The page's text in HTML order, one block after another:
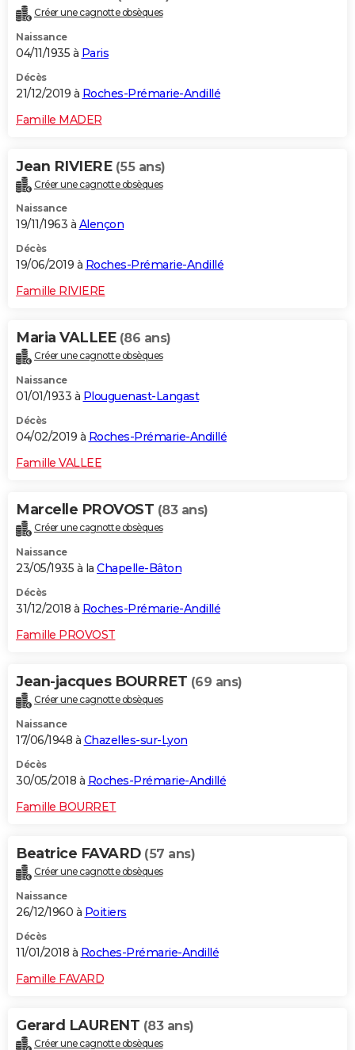
Créer une cagnotte obsèques
Naissance
04/11/1935 à Paris
Décès
21/12/2019 à Roches-Prémarie-Andillé
Famille MADER
Jean RIVIERE (55 ans)
Créer une cagnotte obsèques
Naissance
19/11/1963 à Alençon
Décès
19/06/2019 à Roches-Prémarie-Andillé
Famille RIVIERE
Maria VALLEE (86 ans)
Créer une cagnotte obsèques
Naissance
01/01/1933 à Plouguenast-Langast
Décès
04/02/2019 à Roches-Prémarie-Andillé
Famille VALLEE
Marcelle PROVOST (83 ans)
Créer une cagnotte obsèques
Naissance
23/05/1935 à la Chapelle-Bâton
Décès
31/12/2018 à Roches-Prémarie-Andillé
Famille PROVOST
Jean-jacques BOURRET (69 ans)
Créer une cagnotte obsèques
Naissance
17/06/1948 à Chazelles-sur-Lyon
Décès
30/05/2018 à Roches-Prémarie-Andillé
Famille BOURRET
Beatrice FAVARD (57 ans)
Créer une cagnotte obsèques
Naissance
26/12/1960 à Poitiers
Décès
11/01/2018 à Roches-Prémarie-Andillé
Famille FAVARD
Gerard LAURENT (83 ans)
Créer une cagnotte obsèques